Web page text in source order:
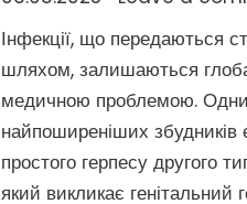
Інфекції, що передаються
шляхом, залишаються
медичною проблемою.
найпоширеніших збудників
простого герпесу другого
який викликає генітальний